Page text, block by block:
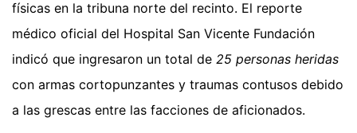
físicas en la tribuna norte del recinto. El reporte
médico oficial del Hospital San Vicente Fundación
indicó que ingresaron un total de 25 personas heridas
con armas cortopunzantes y traumas contusos debido
a las grescas entre las facciones de aficionados.